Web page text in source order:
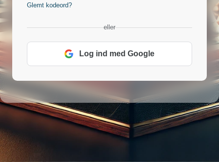
Glemt kodeord?
eller
Log ind med Google